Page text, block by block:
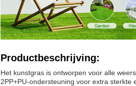
Productbeschrijving:
Het kunstgras is ontworpen voor alle
2PP+PU-ondersteuning voor extra